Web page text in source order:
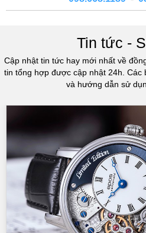
Tin tức -
Cập nhật tin tức hay mới nhất về
tin tổng hợp được cập nhật 24h. Các
và hướng dẫn sử